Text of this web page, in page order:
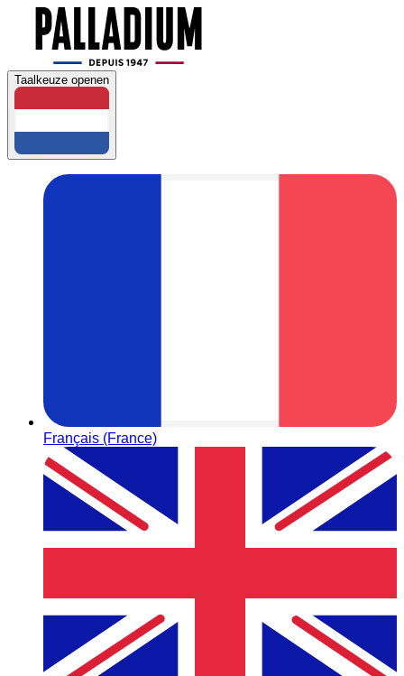
Taalkeuze openen
Français (France)